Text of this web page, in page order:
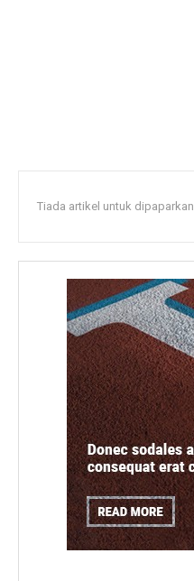
Tiada artikel untuk dipaparkan